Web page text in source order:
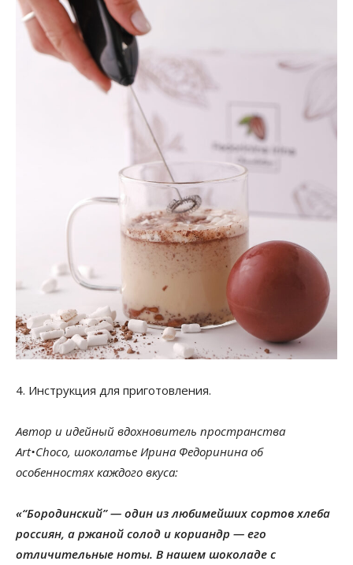
4. Инструкция для приготовления.
Автор и идейный вдохновитель пространства
Art•Choco, шоколатье Ирина Федоринина об
особенностях каждого вкуса:
«“Бородинский” — один из любимейших сортов хлеба
россиян, а ржаной солод и кориандр — его
отличительные ноты. В нашем шоколаде с